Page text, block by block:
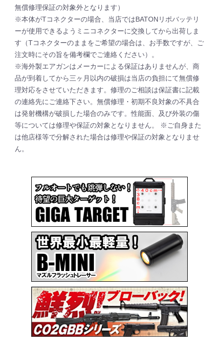
無償修理保証の対象外となります）
※本体がTコネクターの場合、当店ではBATONリポバッテリ
ーが使用できるようミニコネクターに交換してから出荷しま
す（Tコネクターのままをご希望の場合は、お手数ですが、ご
注文時にその旨を備考欄でご連絡ください）。
※海外製エアガンはメーカーによる保証はありませんが、商
品が到着してから三ヶ月以内の破損は当店の負担にて無償修
理対応をさせていただきます。修理のご相談は保証書に記載
の連絡先にご連絡下さい。無償修理・初期不良対象の不具合
は発射機構が破損した場合のみです。性能面、及び外装の傷
等については修理や保証の対象となりません。 ※ご自身また
は他店様等で分解された場合は修理や保証の対象となりませ
ん。